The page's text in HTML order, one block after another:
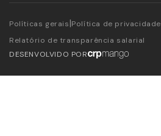
Políticas gerais|Política de privacidade
Relatório de transparência salarial
DESENVOLVIDO POR